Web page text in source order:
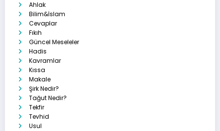
Ahlak
Bilim&İslam
Cevaplar
Fıkıh
Güncel Meseleler
Hadis
Kavramlar
Kıssa
Makale
Şirk Nedir?
Tağut Nedir?
Tekfir
Tevhid
Usul